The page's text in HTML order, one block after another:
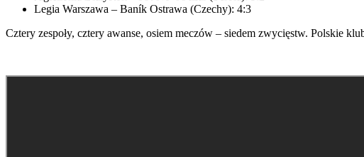
Legia Warszawa – Baník Ostrawa (Czechy): 4:3
Cztery zespoły, cztery awanse, osiem meczów – siedem zwycięstw. Polskie